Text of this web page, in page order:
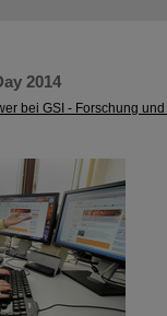
2014
bei GSI - Forschung